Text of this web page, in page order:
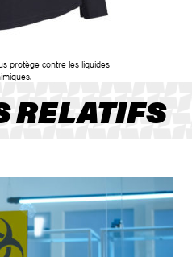
protège contre les liquides
RELATIFS